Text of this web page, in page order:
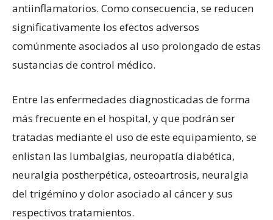
antiinflamatorios. Como consecuencia, se reducen
significativamente los efectos adversos
comúnmente asociados al uso prolongado de estas
sustancias de control médico.
Entre las enfermedades diagnosticadas de forma
más frecuente en el hospital, y que podrán ser
tratadas mediante el uso de este equipamiento, se
enlistan las lumbalgias, neuropatía diabética,
neuralgia postherpética, osteoartrosis, neuralgia
del trigémino y dolor asociado al cáncer y sus
respectivos tratamientos.